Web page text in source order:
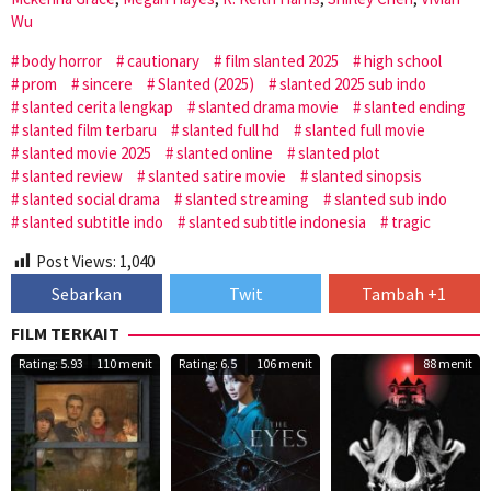
Wu
body horror
cautionary film slanted 2025
high school
prom
sincere Slanted (2025)
slanted 2025 sub indo
slanted cerita lengkap
slanted drama movie
slanted ending
slanted film terbaru
slanted full hd
slanted full movie
slanted movie 2025
slanted online
slanted plot
slanted review
slanted satire movie
slanted sinopsis
slanted social drama
slanted streaming
slanted sub indo
slanted subtitle indo
slanted subtitle indonesia
tragic
Post Views: 1,040
Sebarkan Twit
Tambah +1
FILM TERKAIT
Rating: 5.93 110 menit Rating: 6.5 106 menit 88 menit